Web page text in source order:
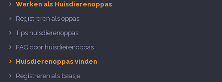
Werken als Huisdierenoppas
Registreren als oppas
Tips huisdierenoppas
FAQ door huisdierenoppas
Huisdierenoppas vinden
Registreren als baasje